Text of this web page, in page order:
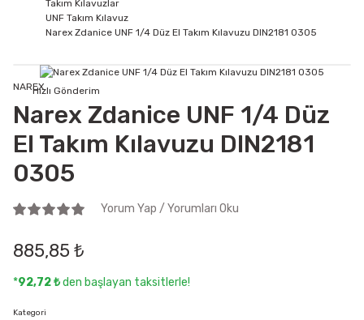
Takım Kılavuzlar
UNF Takım Kılavuz
Narex Zdanice UNF 1/4 Düz El Takım Kılavuzu DIN2181 0305
Hızlı Gönderim
NAREX
Narex Zdanice UNF 1/4 Düz
El Takım Kılavuzu DIN2181
0305
Yorum Yap / Yorumları Oku
885,85 ₺
*92,72 ₺den başlayan taksitlerle!
Kategori